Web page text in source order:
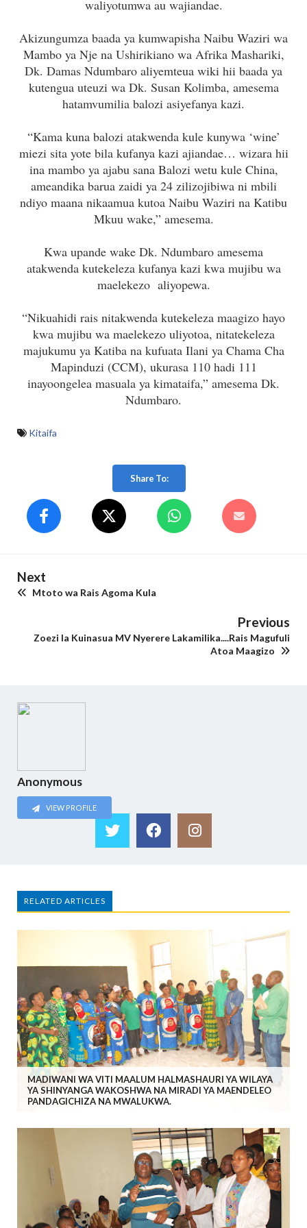
waliyotumwa au wajiandae.
Akizungumza baada ya kumwapisha Naibu Waziri wa
Mambo ya Nje na Ushirikiano wa Afrika Mashariki,
Dk. Damas Ndumbaro aliyemteua wiki hii baada ya
kutengua uteuzi wa Dk. Susan Kolimba, amesema
hatamvumilia balozi asiyefanya kazi.
“Kama kuna balozi atakwenda kule kunywa ‘wine’
miezi sita yote bila kufanya kazi ajiandae… wizara hii
ina mambo ya ajabu sana Balozi wetu kule China,
ameandika barua zaidi ya 24 zilizojibiwa ni mbili
ndiyo maana nikaamua kutoa Naibu Waziri na Katibu
Mkuu wake,” amesema.
Kwa upande wake Dk. Ndumbaro amesema
atakwenda kutekeleza kufanya kazi kwa mujibu wa
maelekezo aliyopewa.
“Nikuahidi rais nitakwenda kutekeleza maagizo hayo
kwa mujibu wa maelekezo uliyotoa, nitatekeleza
majukumu ya Katiba na kufuata Ilani ya Chama Cha
Mapinduzi (CCM), ukurasa 110 hadi 111
inayoongelea masuala ya kimataifa,” amesema Dk.
Ndumbaro.
Kitaifa
Share To:
Next
Mtoto wa Rais Agoma Kula
Previous
Zoezi la Kuinasua MV Nyerere Lakamilika....Rais Magufuli
Atoa Maagizo
Anonymous
VIEW PROFILE
RELATED ARTICLES
MADIWANI WA VITI MAALUM HALMASHAURI YA WILAYA
YA SHINYANGA WAKOSHWA NA MIRADI YA MAENDELEO
PANDAGICHIZA NA MWALUKWA.